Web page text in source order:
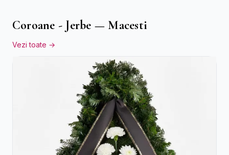
Coroane - Jerbe — Macesti
Vezi toate →